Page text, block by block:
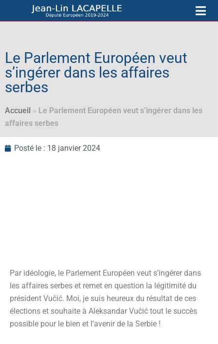
Le Parlement Européen veut
s’ingérer dans les affaires
serbes
Accueil » Le Parlement Européen veut s’ingérer dans les
affaires serbes
Posté le : 18 janvier 2024
Par idéologie, le Parlement Européen veut s’ingérer dans
les affaires serbes et remet en question la légitimité du
président Vučić. Moi, je suis heureux du résultat de ces
élections et souhaite à Aleksandar Vučić tout le succès
possible pour le bien et l’avenir de la Serbie !